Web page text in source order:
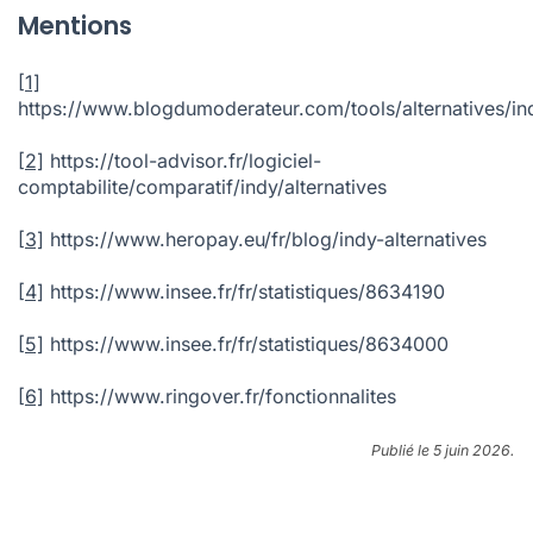
comptabilite/comparatif/indy/alternatives
[4]https://www.insee.fr/fr/statistiques/8634190
[5] https://www.insee.fr/fr/statistiques/8634000
[6] https://www.ringover.fr/fonctionnalites
Publié le 5 juin 2026.